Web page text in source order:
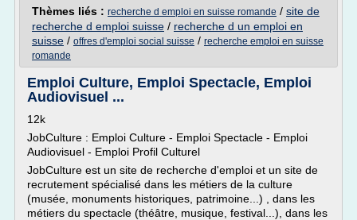
Thèmes liés : recherche d emploi en suisse romande / site de
recherche d emploi suisse / recherche d un emploi en
suisse / offres d'emploi social suisse / recherche emploi en suisse
romande
Emploi Culture, Emploi Spectacle, Emploi
Audiovisuel ...
12k
JobCulture : Emploi Culture - Emploi Spectacle - Emploi
Audiovisuel - Emploi Profil Culturel
JobCulture est un site de recherche d'emploi et un site de
recrutement spécialisé dans les métiers de la culture
(musée, monuments historiques, patrimoine...) , dans les
métiers du spectacle (théâtre, musique, festival...), dans les